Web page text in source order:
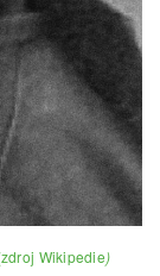
Wikipedie)